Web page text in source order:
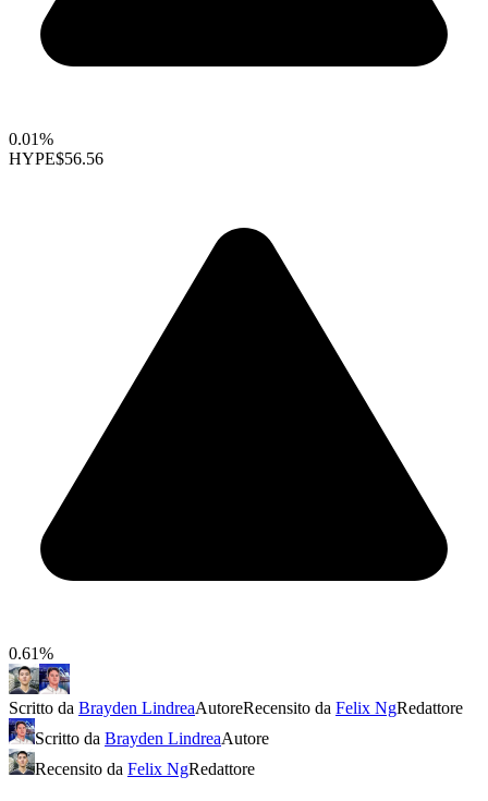
0.01%
HYPE$56.56
0.61%
Scritto da Brayden LindreaAutoreRecensito da Felix NgRedattore
Scritto da Brayden LindreaAutore
Recensito da Felix NgRedattore